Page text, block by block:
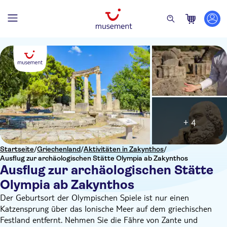
Startseite/Griechenland/Aktivitäten in Zakynthos/
Ausflug zur archäologischen Stätte Olympia ab Zakynthos
Ausflug zur archäologischen Stätte
Olympia ab Zakynthos
+ 4
Der Geburtsort der Olympischen Spiele ist nur einen
Katzensprung über das Ionische Meer auf dem griechischen
Festland entfernt. Nehmen Sie die Fähre von Zante und